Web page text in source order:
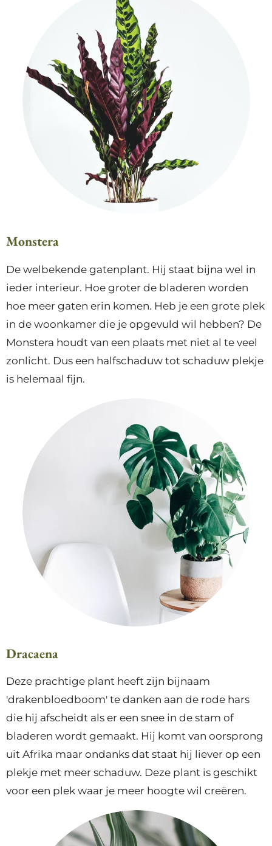
Monstera
De welbekende gatenplant. Hij staat bijna wel in
ieder interieur. Hoe groter de bladeren worden
hoe meer gaten erin komen. Heb je een grote plek
in de woonkamer die je opgevuld wil hebben? De
Monstera houdt van een plaats met niet al te veel
zonlicht. Dus een halfschaduw tot schaduw plekje
is helemaal fijn.
Dracaena
Deze prachtige plant heeft zijn bijnaam
'drakenbloedboom' te danken aan de rode hars
die hij afscheidt als er een snee in de stam of
bladeren wordt gemaakt. Hij komt van oorsprong
uit Afrika maar ondanks dat staat hij liever op een
plekje met meer schaduw. Deze plant is geschikt
voor een plek waar je meer hoogte wil creëren.